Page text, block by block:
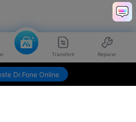
Transferir Reparar
Dr.Fone Online